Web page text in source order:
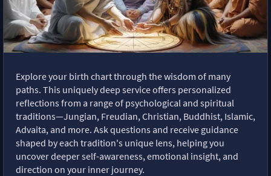
Explore your birth chart through the wisdom of many
paths. This uniquely deep service offers personalized
reflections from a range of psychological and spiritual
traditions—Jungian, Freudian, Christian, Buddhist, Islamic,
Advaita, and more. Ask questions and receive guidance
shaped by each tradition's unique lens, helping you
uncover deeper self-awareness, emotional insight, and
direction on your inner journey.